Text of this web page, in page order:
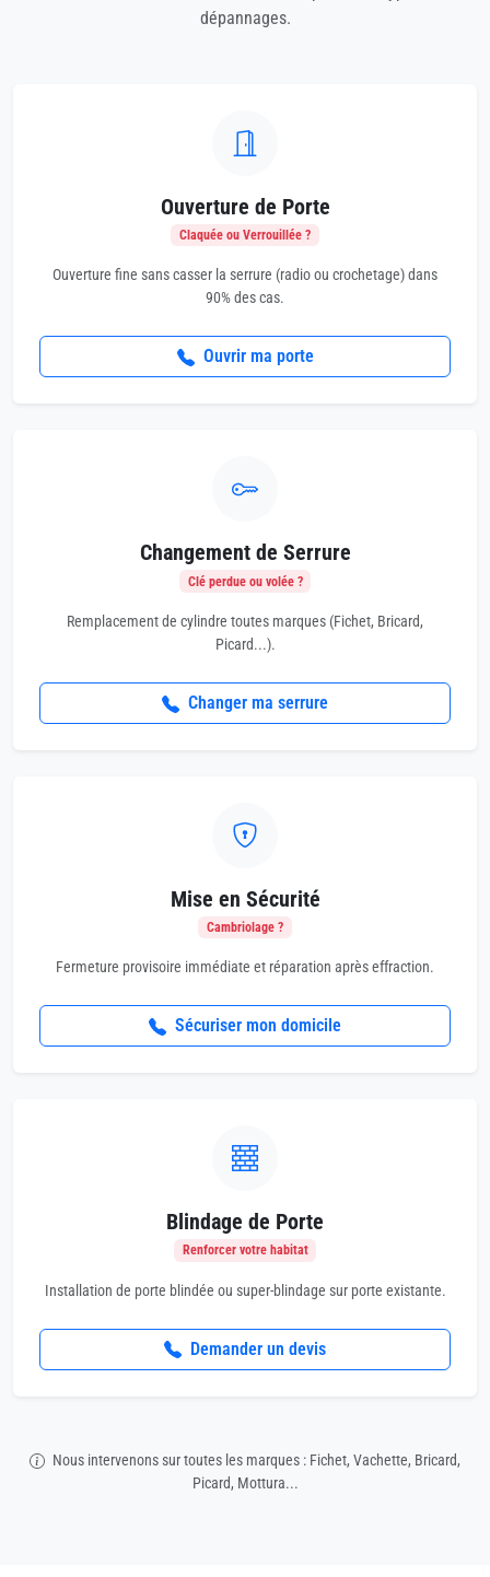
dépannages.
Ouverture de Porte
Claquée ou Verrouillée ?
Ouverture fine sans casser la serrure (radio ou crochetage) dans
90% des cas.
Ouvrir ma porte
Changement de Serrure
Clé perdue ou volée ?
Remplacement de cylindre toutes marques (Fichet, Bricard,
Picard...).
Changer ma serrure
Mise en Sécurité
Cambriolage ?
Fermeture provisoire immédiate et réparation après effraction.
Sécuriser mon domicile
Blindage de Porte
Renforcer votre habitat
Installation de porte blindée ou super-blindage sur porte existante.
Demander un devis
Nous intervenons sur toutes les marques : Fichet, Vachette, Bricard,
Picard, Mottura...